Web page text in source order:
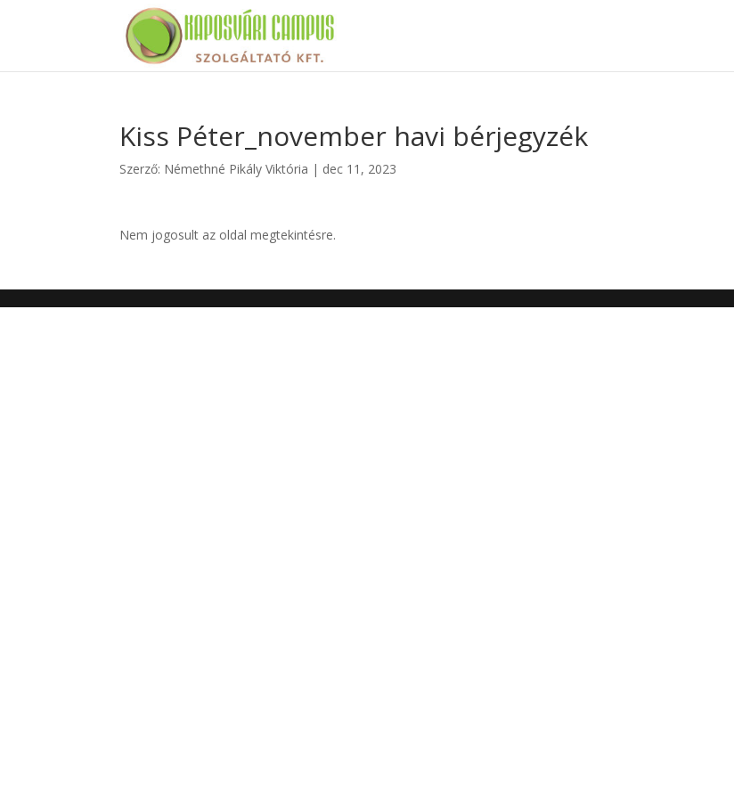
Kiss Péter_november havi bérjegyzék
Szerző: Némethné Pikály Viktória | dec 11, 2023
Nem jogosult az oldal megtekintésre.